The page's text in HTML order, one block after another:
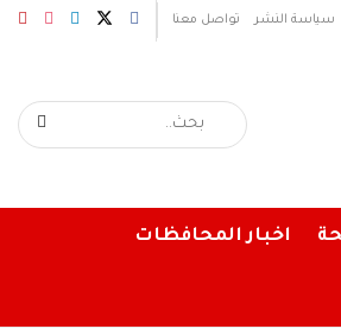
سياسة النشر تواصل معنا
اخبار المحافظات